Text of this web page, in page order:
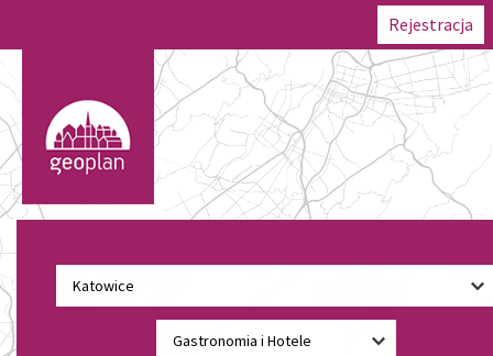
Rejestracja